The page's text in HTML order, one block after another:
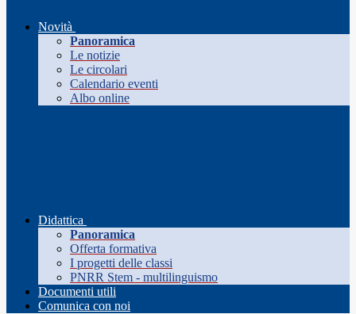
Novità
Panoramica
Le notizie
Le circolari
Calendario eventi
Albo online
Didattica
Panoramica
Offerta formativa
I progetti delle classi
PNRR Stem - multilinguismo
Documenti utili
Comunica con noi